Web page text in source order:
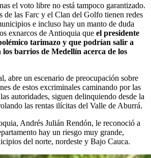
el voto libre no está tampoco garantizado.
de las Farc y el Clan del Golfo tienen redes
e incluso hay un manto de duda
exnarcos de Antioquia que el presidente
tarimazo y que podrían salir a
barrios de Medellín acerca de los
abre un escenario de preocupación sobre
de estos excriminales caminando por las
autoridades, siguen delinquiendo desde la
las rentas ilícitas del Valle de Aburrá.
Andrés Julián Rendón, le reconoció a
hay un riesgo muy grande,
del norte, nordeste y Bajo Cauca.